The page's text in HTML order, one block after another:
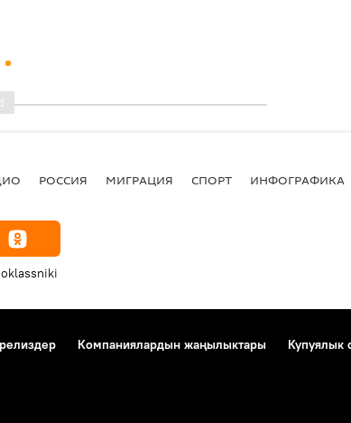
РОССИЯ МИГРАЦИЯ СПОРТ ИНФОГРАФИКА
Компаниялардын жаңылыктары
Купуялык